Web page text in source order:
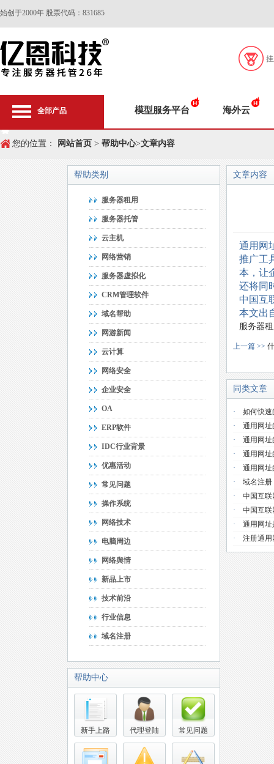
始创于2000年 股票代码：831685
全部产品 模型服务平台 海外云
您的位置： 网站首页 > 帮助中心>文章内容
帮助类别
服务器租用
服务器托管
云主机
网络营销
服务器虚拟化
CRM管理软件
域名帮助
网游新闻
云计算
网络安全
企业安全
OA
ERP软件
IDC行业背景
优惠活动
常见问题
操作系统
网络技术
电脑周边
网络舆情
新品上市
技术前沿
行业信息
域名注册
帮助中心
新手上路 代理登陆 常见问题
文章内容
通用网
推广工
本，让
还将同
中国互
本文出
服务器
上一篇 >>
同类文章
· 如何快速
· 通用网址
· 通用网
· 通用网
· 通用网址
· 域名注册
· 中国互联
· 中国互联
· 通用网址
· 注册通用